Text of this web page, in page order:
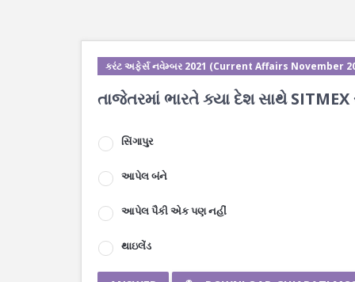
કરંટ અફેર્સ નવેમ્બર 2021 (Current Affairs November
તાજેતરમાં ભારતે ક્યા દેશ સાથે
સિંગાપુર
આપેલ બંને
આપેલ પૈકી એક પણ નહીં
થાઇલેંડ